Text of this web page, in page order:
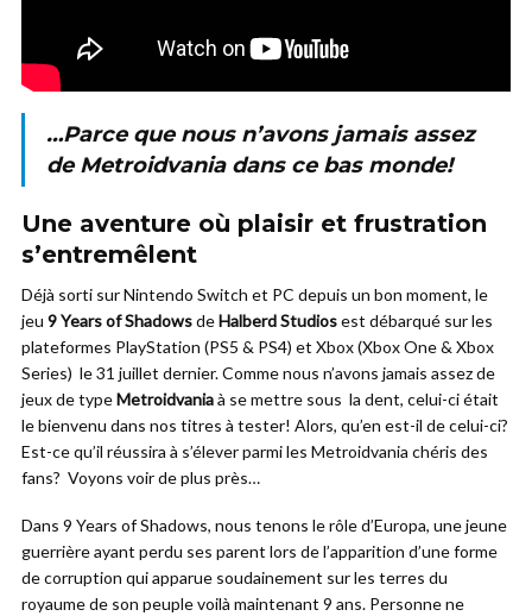
…Parce que nous n’avons jamais assez
de Metroidvania dans ce bas monde!
Une aventure où plaisir et frustration
s’entremêlent
Déjà sorti sur Nintendo Switch et PC depuis un bon moment, le
jeu 9 Years of ShadowsdeHalberd Studiosest débarqué sur les
plateformes PlayStation (PS5 & PS4) et Xbox (Xbox One & Xbox
Series) le 31 juillet dernier. Comme nous n’avons jamais assez de
jeux de typeMetroidvaniaà se mettre sous la dent, celui-ci était
le bienvenu dans nos titres à tester! Alors, qu’en est-il de celui-ci?
Est-ce qu’il réussira à s’élever parmi les Metroidvania chéris des
fans? Voyons voir de plus près…
Dans 9 Years of Shadows, nous tenons le rôle d’Europa, une jeune
guerrière ayant perdu ses parent lors de l’apparition d’une forme
de corruption qui apparue soudainement sur les terres du
royaume de son peuple voilà maintenant 9 ans. Personne ne